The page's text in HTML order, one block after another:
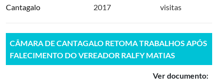
Cantagalo
2017
visitas
CÂMARA DE CANTAGALO RETOMA TRABALHOS APÓS
FALECIMENTO DO VEREADOR RALFY MATIAS
Ver documento: